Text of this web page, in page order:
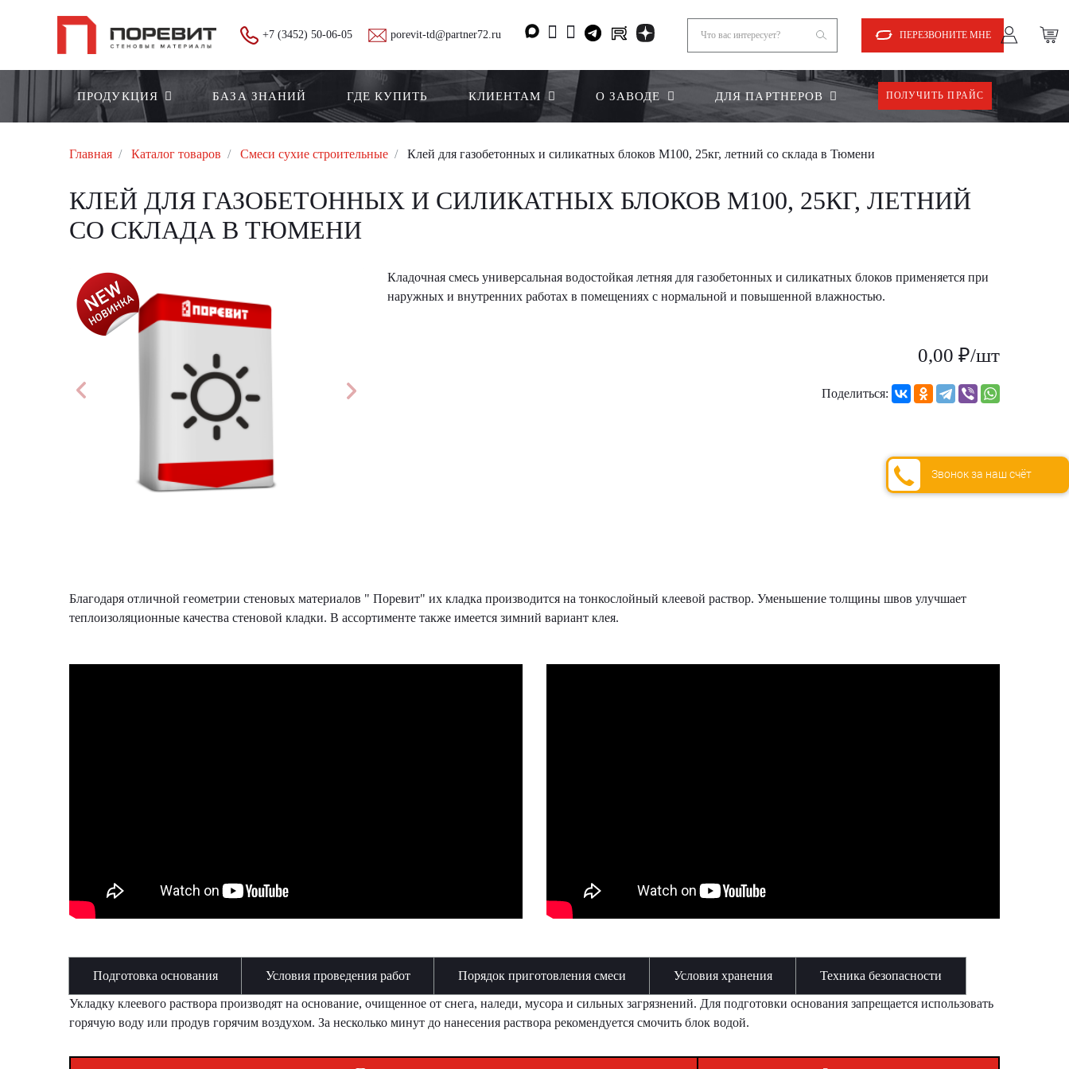
+7 (3452) 50-06-05 porevit-td@partner72.ru ПЕРЕЗВОНИТЕ МНЕ
ПРОДУКЦИЯ БАЗА ЗНАНИЙ ГДЕ КУПИТЬ КЛИЕНТАМ О ЗАВОДЕ ДЛЯ ПАРТНЕРОВ ПОЛУЧИТЬ ПРАЙС
Главная Каталог товаров Смеси сухие строительные Клей для газобетонных и силикатных блоков М100, 25кг, летний со склада в Тюмени
КЛЕЙ ДЛЯ ГАЗОБЕТОННЫХ И СИЛИКАТНЫХ БЛОКОВ М100, 25КГ, ЛЕТНИЙ
СО СКЛАДА В ТЮМЕНИ
АКЦИЯ!
Кладочная смесь универсальная водостойкая летняя для газобетонных и силикатных блоков применяется при
наружных и внутренних работах в помещениях с нормальной и повышенной влажностью.
0,00 ₽/шт
Поделиться:
Благодаря отличной геометрии стеновых материалов " Поревит" их кладка производится на тонкослойный клеевой раствор. Уменьшение толщины швов улучшает
теплоизоляционные качества стеновой кладки. В ассортименте также имеется зимний вариант клея.
Подготовка основания Условия проведения работ Порядок приготовления смеси Условия хранения Техника безопасности
Укладку клеевого раствора производят на основание, очищенное от снега, наледи, мусора и сильных загрязнений. Для подготовки основания запрещается использовать
горячую воду или продув горячим воздухом. За несколько минут до нанесения раствора рекомендуется смочить блок водой.
Звонок за наш счёт